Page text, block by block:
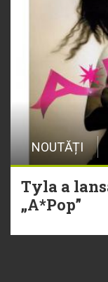
NOUTĂȚI
Tyla a
„A*Pop”